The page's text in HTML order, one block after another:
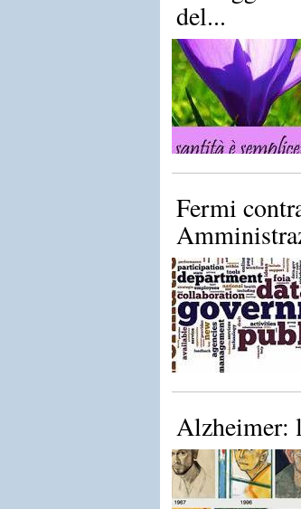
del...
Fermi
Alzheimer: